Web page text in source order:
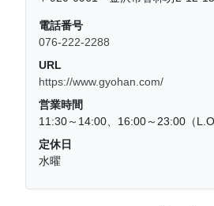
電話番号
076-222-2288
URL
https://www.gyohan.com/
営業時間
11:30～14:00、16:00～23:00（
定休日
水曜